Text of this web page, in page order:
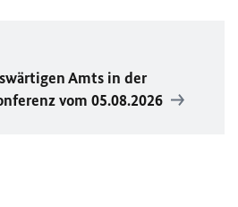
Amts in der
vom 05.08.2026